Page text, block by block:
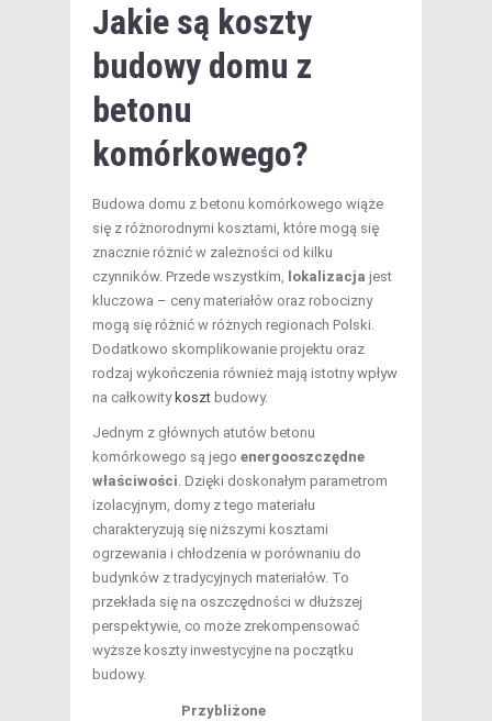
Jakie są koszty
budowy domu z
betonu
komórkowego?
Budowa domu z betonu komórkowego wiąże
się z różnorodnymi kosztami, które mogą się
znacznie różnić w zależności od kilku
czynników. Przede wszystkim, lokalizacja jest
kluczowa – ceny materiałów oraz robocizny
mogą się różnić w różnych regionach Polski.
Dodatkowo skomplikowanie projektu oraz
rodzaj wykończenia również mają istotny wpływ
na całkowity koszt budowy.
Jednym z głównych atutów betonu
komórkowego są jego energooszczędne
właściwości. Dzięki doskonałym parametrom
izolacyjnym, domy z tego materiału
charakteryzują się niższymi kosztami
ogrzewania i chłodzenia w porównaniu do
budynków z tradycyjnych materiałów. To
przekłada się na oszczędności w dłuższej
perspektywie, co może zrekompensować
wyższe koszty inwestycyjne na początku
budowy.
Przybliżone